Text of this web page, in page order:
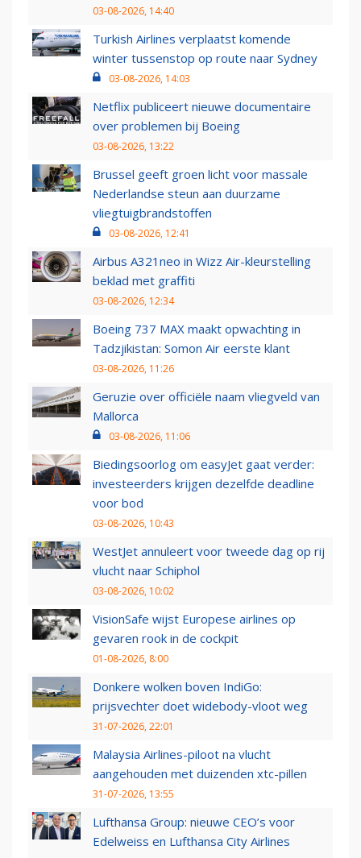
03-08-2026, 14:40
Turkish Airlines verplaatst komende
winter tussenstop op route naar Sydney
03-08-2026, 14:03
Netflix publiceert nieuwe documentaire
over problemen bij Boeing
03-08-2026, 13:22
Brussel geeft groen licht voor massale
Nederlandse steun aan duurzame
vliegtuigbrandstoffen
03-08-2026, 12:41
Airbus A321neo in Wizz Air-kleurstelling
beklad met graffiti
03-08-2026, 12:34
Boeing 737 MAX maakt opwachting in
Tadzjikistan: Somon Air eerste klant
03-08-2026, 11:26
Geruzie over officiële naam vliegveld van
Mallorca
03-08-2026, 11:06
Biedingsoorlog om easyJet gaat verder:
investeerders krijgen dezelfde deadline
voor bod
03-08-2026, 10:43
WestJet annuleert voor tweede dag op rij
vlucht naar Schiphol
03-08-2026, 10:02
VisionSafe wijst Europese airlines op
gevaren rook in de cockpit
01-08-2026, 8:00
Donkere wolken boven IndiGo:
prijsvechter doet widebody-vloot weg
31-07-2026, 22:01
Malaysia Airlines-piloot na vlucht
aangehouden met duizenden xtc-pillen
31-07-2026, 13:55
Lufthansa Group: nieuwe CEO’s voor
Edelweiss en Lufthansa City Airlines